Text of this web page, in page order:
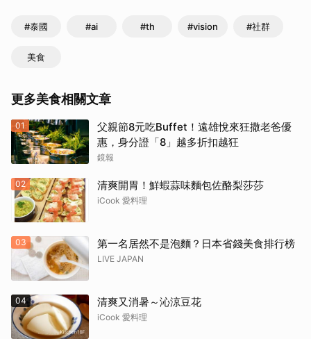
#泰國 #ai #th #vision #社群
美食
更多美食相關文章
01
父親節8元吃Buffet！遠雄悅來狂撒老爸優
惠，身分證「8」越多折扣越狂
鏡報
02 清爽開胃！鮮蝦蒜味麵包佐酪梨莎莎
iCook 愛料理
03 第一名居然不是泡麵？日本省錢美食排行榜
LIVE JAPAN
04 清爽又消暑～沁涼豆花
iCook 愛料理